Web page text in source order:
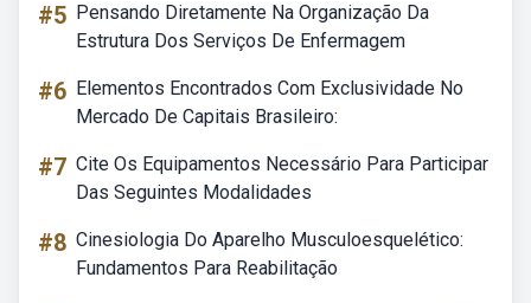
#5 Pensando Diretamente Na Organização Da
Estrutura Dos Serviços De Enfermagem
#6 Elementos Encontrados Com Exclusividade No
Mercado De Capitais Brasileiro:
#7 Cite Os Equipamentos Necessário Para Participar
Das Seguintes Modalidades
#8 Cinesiologia Do Aparelho Musculoesquelético:
Fundamentos Para Reabilitação